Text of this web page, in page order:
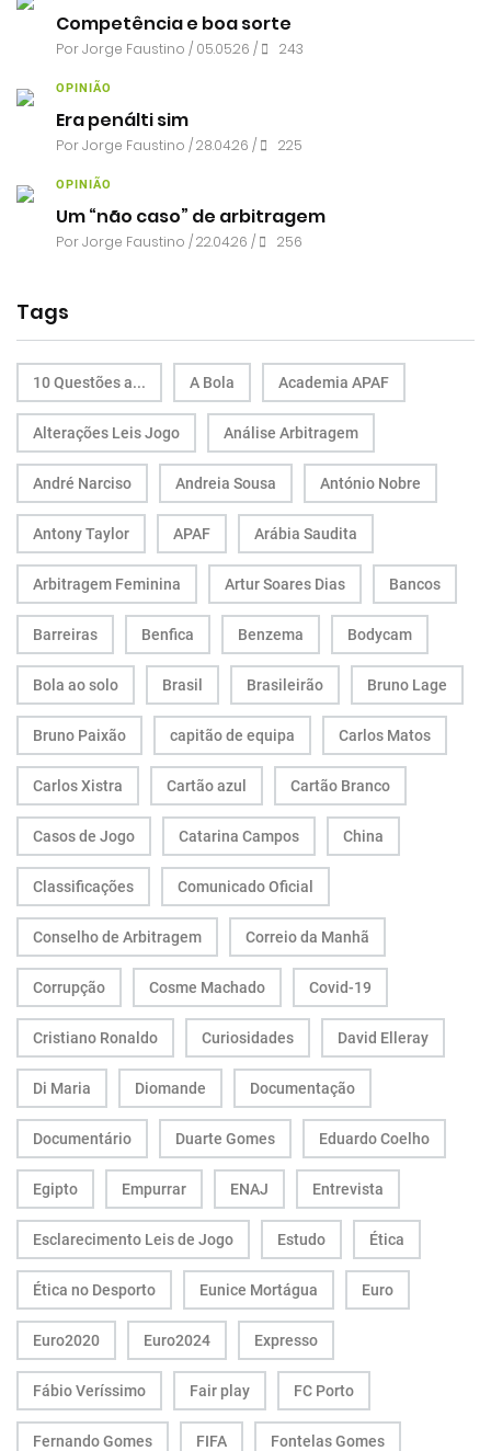
Competência e boa sorte
PorJorge Faustino / 05.05.26 / 243
OPINIÃO
Era penálti sim
PorJorge Faustino / 28.04.26 / 225
OPINIÃO
Um “não caso” de arbitragem
PorJorge Faustino / 22.04.26 / 256
Tags
10 Questões a... A Bola Academia APAF
Alterações Leis Jogo Análise Arbitragem
André Narciso Andreia Sousa António Nobre
Antony Taylor APAF Arábia Saudita
Arbitragem Feminina Artur Soares Dias Bancos
Barreiras Benfica Benzema Bodycam
Bola ao solo Brasil Brasileirão Bruno Lage
Bruno Paixão capitão de equipa Carlos Matos
Carlos Xistra Cartão azul Cartão Branco
Casos de Jogo Catarina Campos China
Classificações Comunicado Oficial
Conselho de Arbitragem Correio da Manhã
Corrupção Cosme Machado Covid-19
Cristiano Ronaldo Curiosidades David Elleray
Di Maria Diomande Documentação
Documentário Duarte Gomes Eduardo Coelho
Egipto Empurrar ENAJ Entrevista
Esclarecimento Leis de Jogo Estudo Ética
Ética no Desporto Eunice Mortágua Euro
Euro2020 Euro2024 Expresso
Fábio Veríssimo Fair play FC Porto
Fernando Gomes FIFA Fontelas Gomes